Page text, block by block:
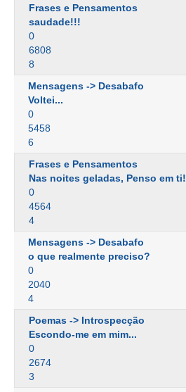
Frases e Pensamentos
saudade!!!
0
6808
8
Mensagens -> Desabafo
Voltei...
0
5458
6
Frases e Pensamentos
Nas noites geladas, Penso em ti!
0
4564
4
Mensagens -> Desabafo
o que realmente preciso?
0
2040
4
Poemas -> Introspecção
Escondo-me em mim...
0
2674
3